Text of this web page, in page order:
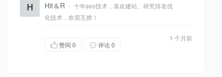
H Hit＆R · 十年seo技术，喜欢建站、研究排名优
化技术，欢迎互撩！
1 个月前
赞同 0 评论 0